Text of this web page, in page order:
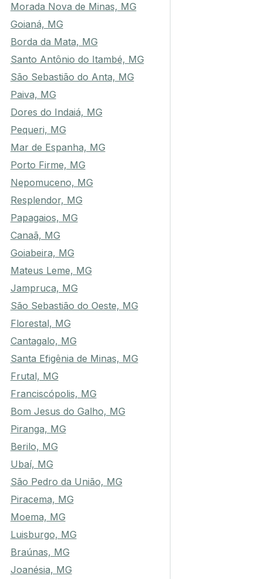
Morada Nova de Minas, MG
Goianá, MG
Borda da Mata, MG
Santo Antônio do Itambé, MG
São Sebastião do Anta, MG
Paiva, MG
Dores do Indaiá, MG
Pequeri, MG
Mar de Espanha, MG
Porto Firme, MG
Nepomuceno, MG
Resplendor, MG
Papagaios, MG
Canaã, MG
Goiabeira, MG
Mateus Leme, MG
Jampruca, MG
São Sebastião do Oeste, MG
Florestal, MG
Cantagalo, MG
Santa Efigênia de Minas, MG
Frutal, MG
Franciscópolis, MG
Bom Jesus do Galho, MG
Piranga, MG
Berilo, MG
Ubaí, MG
São Pedro da União, MG
Piracema, MG
Moema, MG
Luisburgo, MG
Braúnas, MG
Joanésia, MG